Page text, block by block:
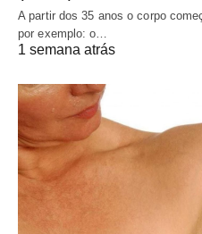
A partir dos 35 anos o corpo
por exemplo: o…
1 semana atrás